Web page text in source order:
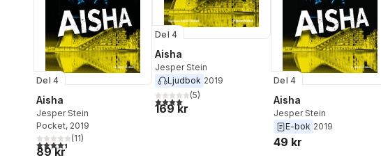
Del 4
Aisha
Jesper Stein
Pocket, 2019
4,4utav 5 stjärnor. Totalt antal röster:
(11)
89 kr
Del 4
Aisha
Jesper Stein
Ljudbok 2019
4,0utav 5 stjärnor. Totalt antal röster:
(5)
169 kr
Del 4
Aisha
Jesper Stein
E-bok 2019
49 kr